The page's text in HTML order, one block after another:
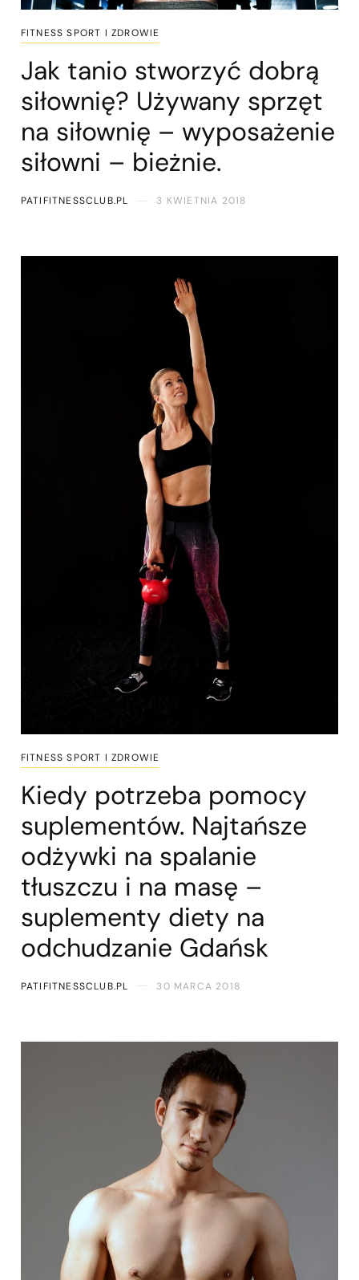
FITNESS SPORT I ZDROWIE
Jak tanio stworzyć dobrą
siłownię? Używany sprzęt
na siłownię – wyposażenie
siłowni – bieżnie.
PATIFITNESSCLUB.PL 3 KWIETNIA 2018
FITNESS SPORT I ZDROWIE
Kiedy potrzeba pomocy
suplementów. Najtańsze
odżywki na spalanie
tłuszczu i na masę –
suplementy diety na
odchudzanie Gdańsk
PATIFITNESSCLUB.PL 30 MARCA 2018